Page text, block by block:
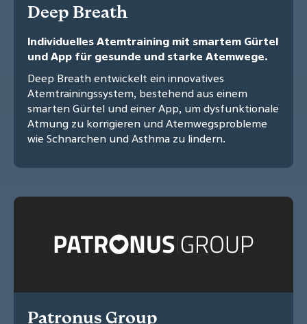
Deep Breath
Individuelles Atemtraining mit smartem Gürtel
und App für gesunde und starke Atemwege.
Deep Breath entwickelt ein innovatives
Atemtrainingssystem, bestehend aus einem
smarten Gürtel und einer App, um dysfunktionale
Atmung zu korrigieren und Atemwegsprobleme
wie Schnarchen und Asthma zu lindern.
Patronus Group